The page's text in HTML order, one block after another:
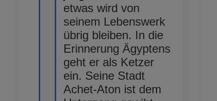
etwas wird von
seinem Lebenswerk
übrig bleiben. In die
Erinnerung Ägyptens
geht er als Ketzer
ein. Seine Stadt
Achet-Aton ist dem